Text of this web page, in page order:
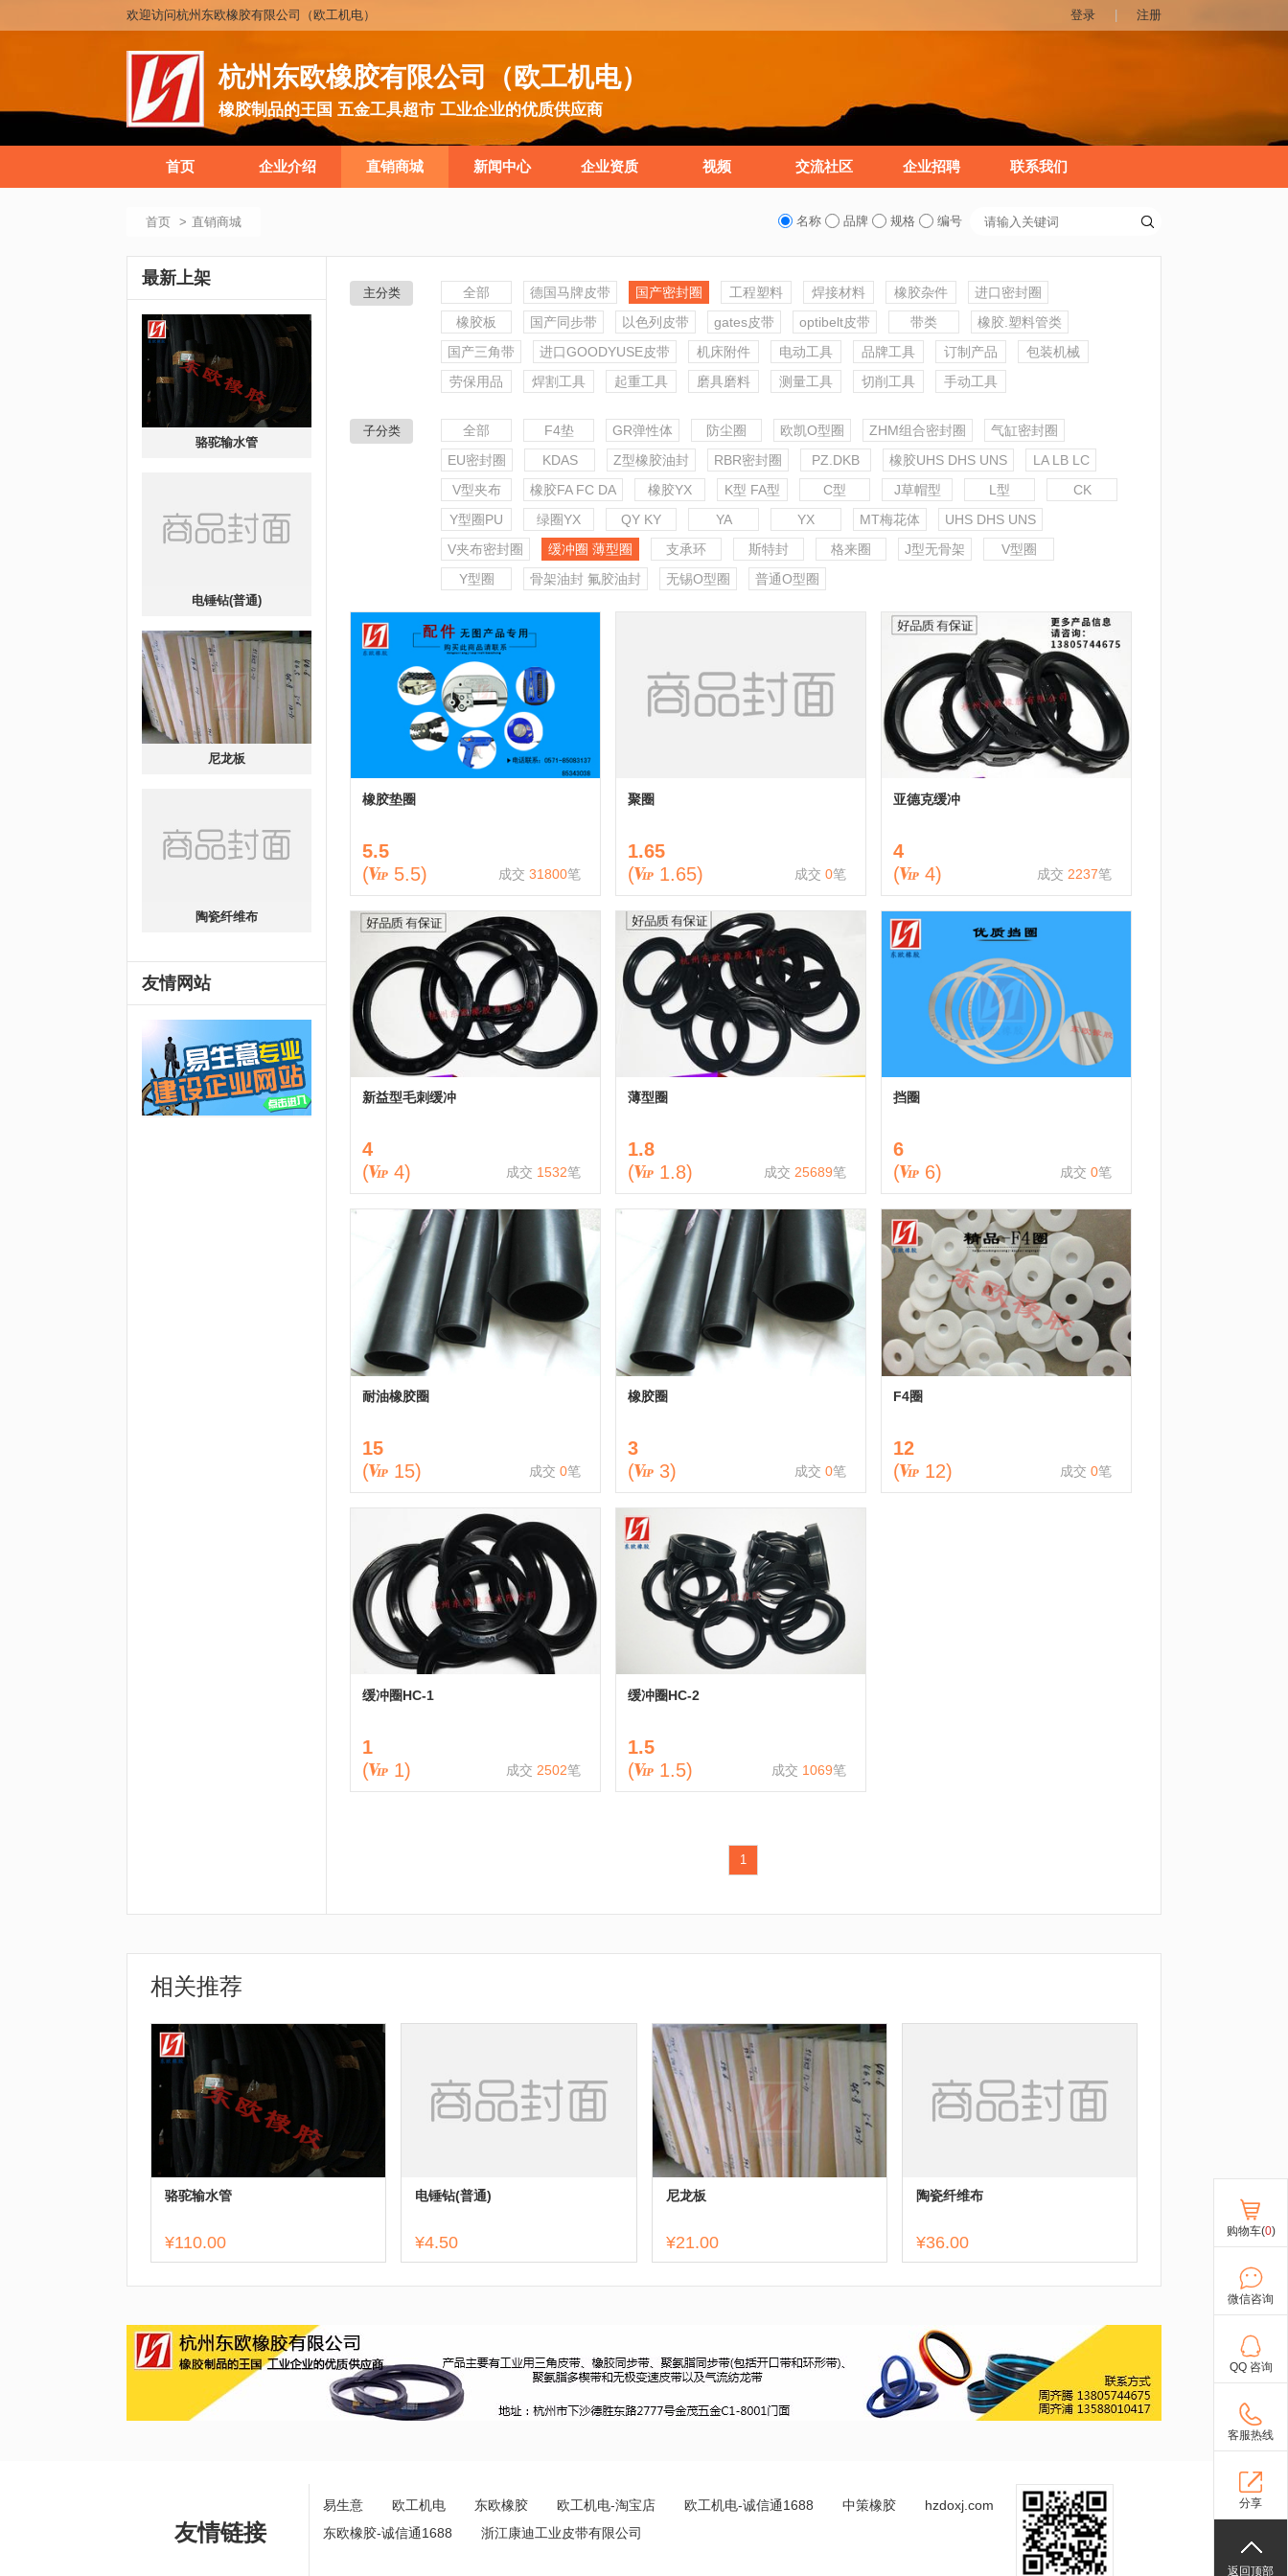
欢迎访问杭州东欧橡胶有限公司（欧工机电） 登录 注册
杭州东欧橡胶有限公司（欧工机电）
橡胶制品的王国 五金工具超市 工业企业的优质供应商
首页 企业介绍 直销商城 新闻中心 企业资质 视频 交流社区 企业招聘 联系我们
首页 直销商城 名称 品牌 规格 编号
最新上架
骆驼输水管
电锤钻(普通)
尼龙板
陶瓷纤维布
友情网站
主分类 全部 德国马牌皮带 国产密封圈 工程塑料 焊接材料 橡胶杂件
进口密封圈
橡胶板
国产同步带 以色列皮带 gates皮带 optibelt皮带 带类
橡胶.塑料管类
国产三角带
进口GOODYUSE皮带 机床附件 电动工具 品牌工具 订制产品
包装机械
劳保用品
焊割工具 起重工具 磨具磨料 测量工具 切削工具 手动工具
子分类 全部 F4垫 GR弹性体 防尘圈 欧凯O型圈 ZHM组合密封圈
气缸密封圈
EU密封圈
KDAS Z型橡胶油封 RBR密封圈 PZ.DKB 橡胶UHS DHS UNS
LA LB LC
V型夹布
橡胶FA FC DA 橡胶YX K型 FA型 C型 J草帽型 L型
CK
Y型圈PU
绿圈YX QY KY YA YX MT梅花体
UHS DHS UNS
V夹布密封圈
缓冲圈 薄型圈 支承环 斯特封 格来圈 J型无骨架
V型圈
Y型圈
骨架油封 氟胶油封 无锡O型圈 普通O型圈
橡胶垫圈
5.5
(
5.5) 成交 31800笔
聚圈
1.65
(
1.65) 成交 0笔
亚德克缓冲
4
(
4) 成交 2237笔
新益型毛刺缓冲
4
(
4) 成交 1532笔
薄型圈
1.8
(
1.8) 成交 25689笔
挡圈
6
(
6) 成交 0笔
耐油橡胶圈
15
(
15) 成交 0笔
橡胶圈
3
(
3) 成交 0笔
F4圈
12
(
12) 成交 0笔
缓冲圈HC-1
1
(
1) 成交 2502笔
缓冲圈HC-2
1.5
(
1.5) 成交 1069笔
1
相关推荐
骆驼输水管
¥110.00
电锤钻(普通)
¥4.50
尼龙板
¥21.00
陶瓷纤维布
¥36.00
友情链接
易生意 欧工机电 东欧橡胶 欧工机电-淘宝店 欧工机电-诚信通1688 中策橡胶
hzdoxj.com
东欧橡胶-诚信通1688
浙江康迪工业皮带有限公司
购物车(0)
微信咨询
QQ 咨询
客服热线
分享
返回顶部